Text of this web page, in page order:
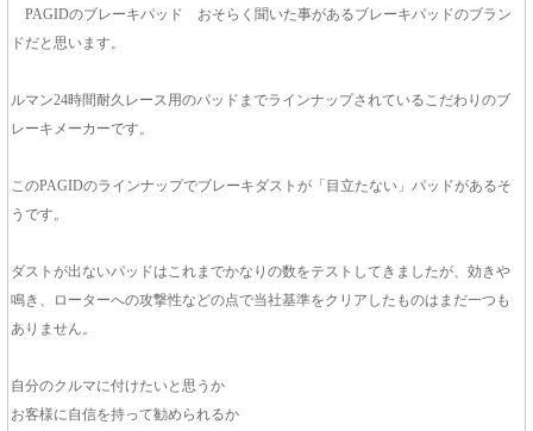
PAGIDのブレーキパッド おそらく聞いた事があるブレーキパッドのブラン
ドだと思います。
ルマン24時間耐久レース用のパッドまでラインナップされているこだわりのブ
レーキメーカーです。
このPAGIDのラインナップでブレーキダストが「目立たない」パッドがあるそ
うです。
ダストが出ないパッドはこれまでかなりの数をテストしてきましたが、効きや
鳴き、ローターへの攻撃性などの点で当社基準をクリアしたものはまだ一つも
ありません。
自分のクルマに付けたいと思うか
お客様に自信を持って勧められるか